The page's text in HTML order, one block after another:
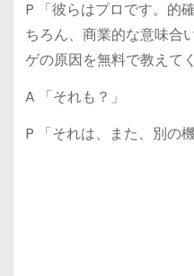
P 「彼らはプロです。的
ちろん、商業的な意味合
ゲの原因を無料で教えて
A 「それも？」
P 「それは、また、別の